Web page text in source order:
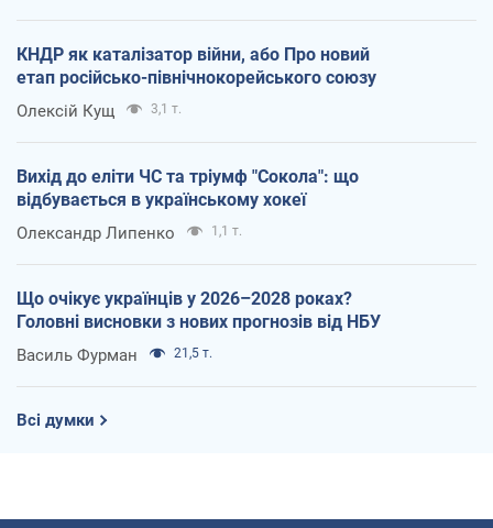
КНДР як каталізатор війни, або Про новий
етап російсько-північнокорейського союзу
Олексій Кущ 3,1 т.
Вихід до еліти ЧС та тріумф "Сокола": що
відбувається в українському хокеї
Олександр Липенко 1,1 т.
Що очікує українців у 2026–2028 роках?
Головні висновки з нових прогнозів від НБУ
Василь Фурман 21,5 т.
Всі думки